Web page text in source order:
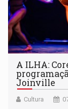
A ILHA:
Joinville
Cultura